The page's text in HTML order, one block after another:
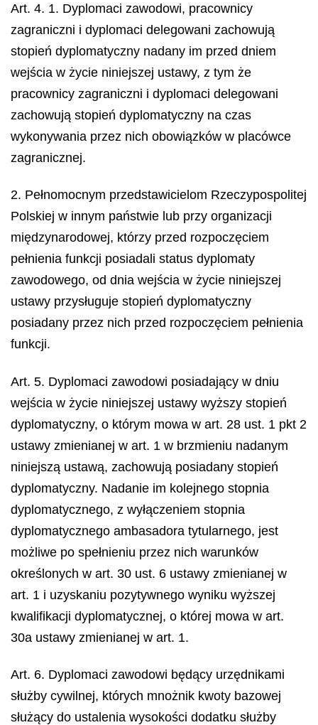
Art. 4. 1. Dyplomaci zawodowi, pracownicy
zagraniczni i dyplomaci delegowani zachowują
stopień dyplomatyczny nadany im przed dniem
wejścia w życie niniejszej ustawy, z tym że
pracownicy zagraniczni i dyplomaci delegowani
zachowują stopień dyplomatyczny na czas
wykonywania przez nich obowiązków w placówce
zagranicznej.
2. Pełnomocnym przedstawicielom Rzeczypospolitej
Polskiej w innym państwie lub przy organizacji
międzynarodowej, którzy przed rozpoczęciem
pełnienia funkcji posiadali status dyplomaty
zawodowego, od dnia wejścia w życie niniejszej
ustawy przysługuje stopień dyplomatyczny
posiadany przez nich przed rozpoczęciem pełnienia
funkcji.
Art. 5. Dyplomaci zawodowi posiadający w dniu
wejścia w życie niniejszej ustawy wyższy stopień
dyplomatyczny, o którym mowa w art. 28 ust. 1 pkt 2
ustawy zmienianej w art. 1 w brzmieniu nadanym
niniejszą ustawą, zachowują posiadany stopień
dyplomatyczny. Nadanie im kolejnego stopnia
dyplomatycznego, z wyłączeniem stopnia
dyplomatycznego ambasadora tytularnego, jest
możliwe po spełnieniu przez nich warunków
określonych w art. 30 ust. 6 ustawy zmienianej w
art. 1 i uzyskaniu pozytywnego wyniku wyższej
kwalifikacji dyplomatycznej, o której mowa w art.
30a ustawy zmienianej w art. 1.
Art. 6. Dyplomaci zawodowi będący urzędnikami
służby cywilnej, których mnożnik kwoty bazowej
służący do ustalenia wysokości dodatku służby